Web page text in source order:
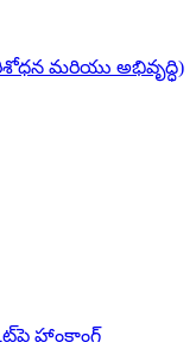
మరియు అభివృద్ధి)
హాంకాంగ్